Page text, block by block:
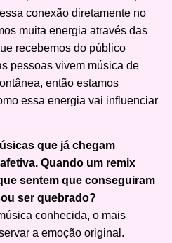
conexão diretamente no
muita energia através das
recebemos do público
pessoas vivem música de
então estamos
essa energia vai influenciar
que já chegam
Quando um remix
sentem que conseguiram
ser quebrado?
conhecida, o mais
a emoção original.